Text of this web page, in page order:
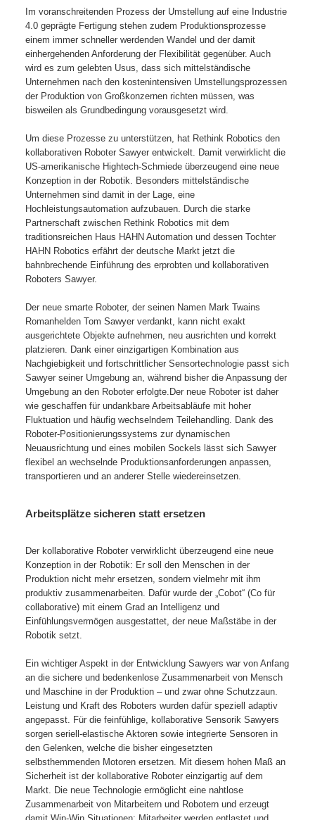
Im voranschreitenden Prozess der Umstellung auf eine Industrie
4.0 geprägte Fertigung stehen zudem Produktionsprozesse
einem immer schneller werdenden Wandel und der damit
einhergehenden Anforderung der Flexibilität gegenüber. Auch
wird es zum gelebten Usus, dass sich mittelständische
Unternehmen nach den kostenintensiven Umstellungsprozessen
der Produktion von Großkonzernen richten müssen, was
bisweilen als Grundbedingung vorausgesetzt wird.
Um diese Prozesse zu unterstützen, hat Rethink Robotics den
kollaborativen Roboter Sawyer entwickelt. Damit verwirklicht die
US-amerikanische Hightech-Schmiede überzeugend eine neue
Konzeption in der Robotik. Besonders mittelständische
Unternehmen sind damit in der Lage, eine
Hochleistungsautomation aufzubauen. Durch die starke
Partnerschaft zwischen Rethink Robotics mit dem
traditionsreichen Haus HAHN Automation und dessen Tochter
HAHN Robotics erfährt der deutsche Markt jetzt die
bahnbrechende Einführung des erprobten und kollaborativen
Roboters Sawyer.
Der neue smarte Roboter, der seinen Namen Mark Twains
Romanhelden Tom Sawyer verdankt, kann nicht exakt
ausgerichtete Objekte aufnehmen, neu ausrichten und korrekt
platzieren. Dank einer einzigartigen Kombination aus
Nachgiebigkeit und fortschrittlicher Sensortechnologie passt sich
Sawyer seiner Umgebung an, während bisher die Anpassung der
Umgebung an den Roboter erfolgte.Der neue Roboter ist daher
wie geschaffen für undankbare Arbeitsabläufe mit hoher
Fluktuation und häufig wechselndem Teilehandling. Dank des
Roboter-Positionierungssystems zur dynamischen
Neuausrichtung und eines mobilen Sockels lässt sich Sawyer
flexibel an wechselnde Produktionsanforderungen anpassen,
transportieren und an anderer Stelle wiedereinsetzen.
Arbeitsplätze sicheren statt ersetzen
Der kollaborative Roboter verwirklicht überzeugend eine neue
Konzeption in der Robotik: Er soll den Menschen in der
Produktion nicht mehr ersetzen, sondern vielmehr mit ihm
produktiv zusammenarbeiten. Dafür wurde der „Cobot“ (Co für
collaborative) mit einem Grad an Intelligenz und
Einfühlungsvermögen ausgestattet, der neue Maßstäbe in der
Robotik setzt.
Ein wichtiger Aspekt in der Entwicklung Sawyers war von Anfang
an die sichere und bedenkenlose Zusammenarbeit von Mensch
und Maschine in der Produktion – und zwar ohne Schutzzaun.
Leistung und Kraft des Roboters wurden dafür speziell adaptiv
angepasst. Für die feinfühlige, kollaborative Sensorik Sawyers
sorgen seriell-elastische Aktoren sowie integrierte Sensoren in
den Gelenken, welche die bisher eingesetzten
selbsthemmenden Motoren ersetzen. Mit diesem hohen Maß an
Sicherheit ist der kollaborative Roboter einzigartig auf dem
Markt. Die neue Technologie ermöglicht eine nahtlose
Zusammenarbeit von Mitarbeitern und Robotern und erzeugt